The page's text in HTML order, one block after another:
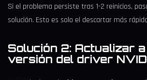
Si el problema persiste tras 1-2 reinicios,
solución. Esto es solo el descartar más
Solución 2: Actualizar
versión del driver